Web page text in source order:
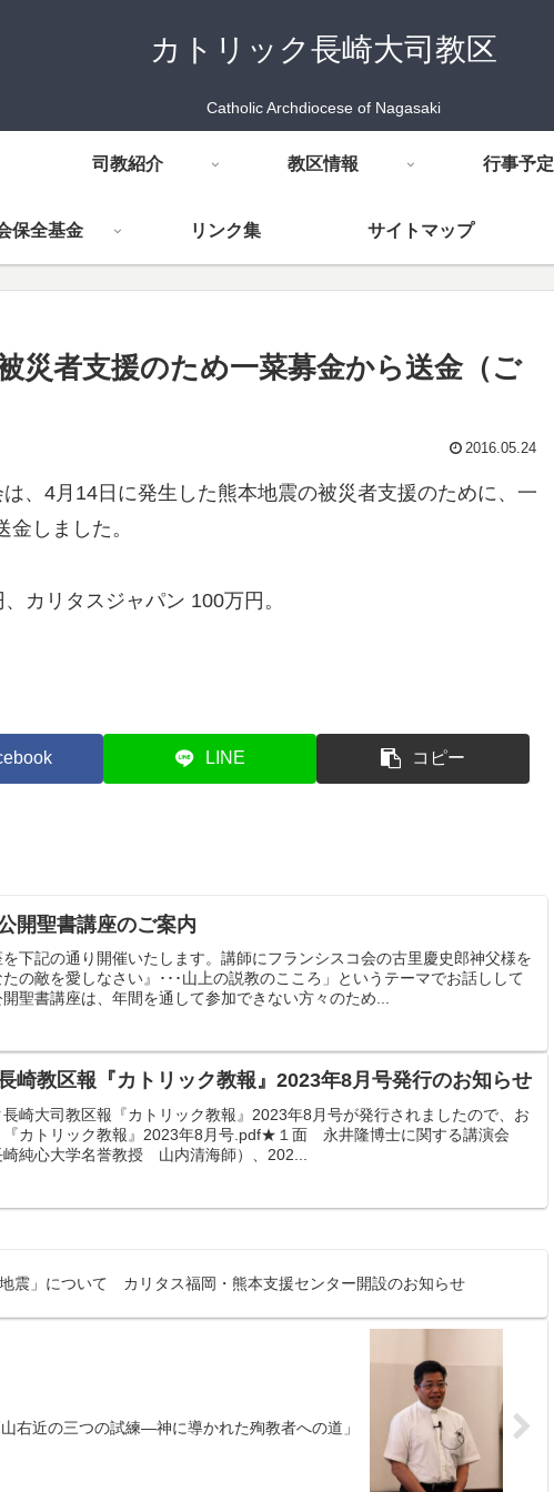
カトリック長崎大司教区
Catholic Archdiocese of Nagasaki
司教紹介 教区情報 行事予定
保全基金 リンク集 サイトマップ
災者支援のため一菜募金から送金（ご
2016.05.24
、4月14日に発生した熊本地震の被災者支援のために、一
しました。
カリタスジャパン 100万円。
LINE コピー
開聖書講座のご案内
下記の通り開催いたします。講師にフランシスコ会の古里慶史郎神父様を
の敵を愛しなさい』･･･山上の説教のこころ」というテーマでお話しして
聖書講座は、年間を通して参加できない方々のため...
教区報『カトリック教報』2023年8月号発行のお知らせ
崎大司教区報『カトリック教報』2023年8月号が発行されましたので、お
『カトリック教報』2023年8月号.pdf★１面 永井隆博士に関する講演会
崎純心大学名誉教授 山内清海師）、202...
震」について カリタス福岡・熊本支援センター開設のお知らせ
右近の三つの試練―神に導かれた殉教者への道」